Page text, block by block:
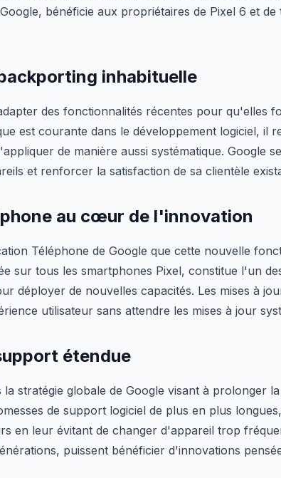
bénéficie aux propriétaires de Pixel 6 et
inhabituelle
des fonctionnalités récentes pour qu'elles
est courante dans le développement logiciel, il
de manière aussi systématique. Google
et renforcer la satisfaction de sa clientèle
au cœur de l'innovation
Téléphone de Google que cette nouvelle
sur tous les smartphones Pixel, constitue l'un
déployer de nouvelles capacités. Les mises à
utilisateur sans attendre les mises à jour
étendue
stratégie globale de Google visant à prolonger
de support logiciel de plus en plus
en leur évitant de changer d'appareil trop
puissent bénéficier d'innovations